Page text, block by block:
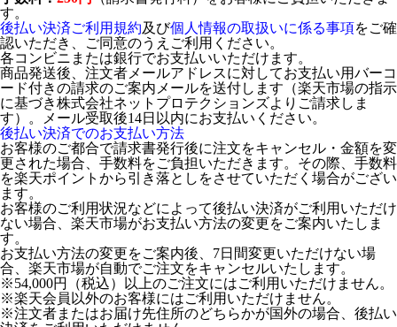
す。
後払い決済ご利用規約及び個人情報の取扱いに係る事項をご確
認いただき、ご同意のうえご利用ください。
各コンビニまたは銀行でお支払いいただけます。
商品発送後、注文者メールアドレスに対してお支払い用バーコ
ード付きの請求のご案内メールを送付します（楽天市場の指示
に基づき株式会社ネットプロテクションズよりご請求しま
す）。メール受取後14日以内にお支払いください。
後払い決済でのお支払い方法
お客様のご都合で請求書発行後に注文をキャンセル・金額を変
更された場合、手数料をご負担いただきます。その際、手数料
を楽天ポイントから引き落としをさせていただく場合がござい
ます。
お客様のご利用状況などによって後払い決済がご利用いただけ
ない場合、楽天市場がお支払い方法の変更をご案内いたしま
す。
お支払い方法の変更をご案内後、7日間変更いただけない場
合、楽天市場が自動でご注文をキャンセルいたします。
※54,000円（税込）以上のご注文にはご利用いただけません。
※楽天会員以外のお客様にはご利用いただけません。
※注文者またはお届け先住所のどちらかが国外の場合、後払い